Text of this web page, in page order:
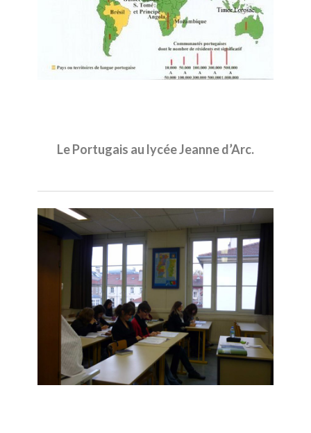
Le Portugais au lycée Jeanne d’Arc.